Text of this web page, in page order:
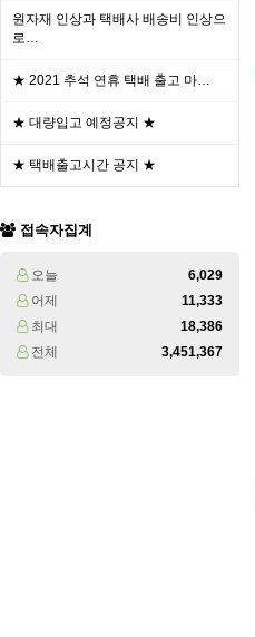
원자재 인상과 택배사 배송비 인상으
로…
★ 2021 추석 연휴 택배 출고 마…
★ 대량입고 예정공지 ★
★ 택배출고시간 공지 ★
접속자집계
오늘
6,029
어제
11,333
최대
18,386
전체
3,451,367